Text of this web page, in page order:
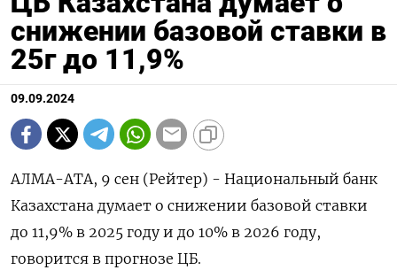
снижении базовой ставки в
25г до 11,9%
09.09.2024
АЛМА-АТА, 9 сен (Рейтер) - Национальный банк
Казахстана думает о снижении базовой ставки
до 11,9% в 2025 году и до 10% в 2026 году,
говорится в прогнозе ЦБ.